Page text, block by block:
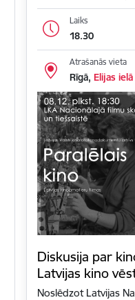
Laiks
18.30
Atrašanās vieta
Rīgā, Elijas
Diskusija par
Latvijas kino
Noslēdzot Latvijas